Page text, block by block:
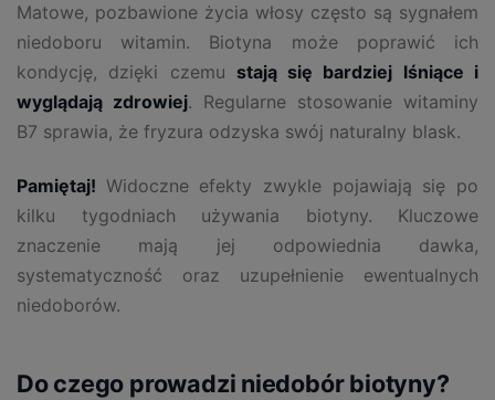
Matowe, pozbawione życia włosy często są sygnałem
niedoboru witamin. Biotyna może poprawić ich
kondycję, dzięki czemu stają się bardziej lśniące i
wyglądają zdrowiej. Regularne stosowanie witaminy
B7 sprawia, że fryzura odzyska swój naturalny blask.
Pamiętaj! Widoczne efekty zwykle pojawiają się po
kilku tygodniach używania biotyny. Kluczowe
znaczenie mają jej odpowiednia dawka,
systematyczność oraz uzupełnienie ewentualnych
niedoborów.
Do czego prowadzi niedobór biotyny?